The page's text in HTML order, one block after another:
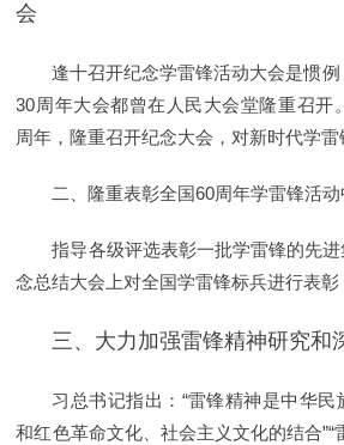
会
逢十召开纪念学雷锋活动大会是惯例
30周年大会都曾在人民大会堂隆重召开
周年，隆重召开纪念大会，对新时代学雷
二、隆重表彰全国60周年学雷锋活
指导各级评选表彰一批学雷锋的先
念总结大会上对全国学雷锋标兵进行表彰
三、大力加强雷锋精神研究和
习总书记指出：“雷锋精神是中华
和红色革命文化、社会主义文化的结合”“